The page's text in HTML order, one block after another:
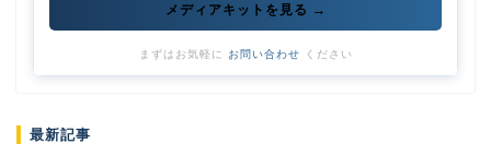
メディアキットを見る →
まずはお気軽に お問い合わせ ください
最新記事